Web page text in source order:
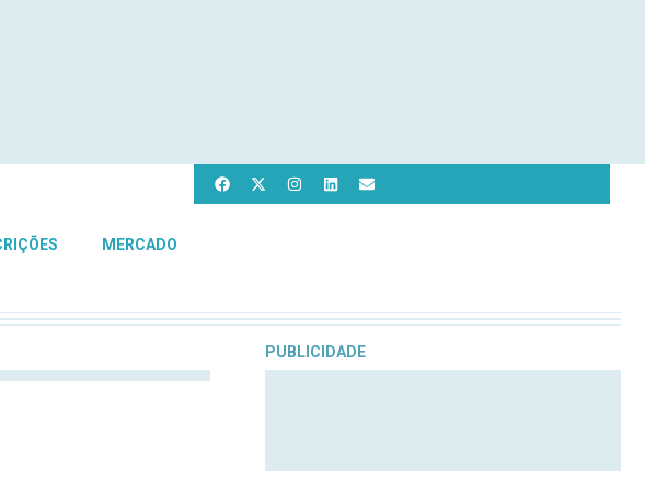
MERCADO
PUBLICIDADE